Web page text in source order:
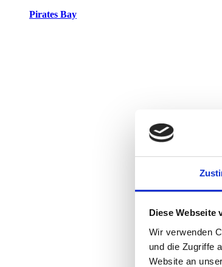
Diese Webseite
Wir verwenden
und die Zugriffe
Website an
Pirates Bay